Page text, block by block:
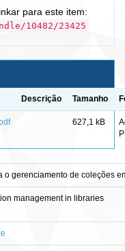
para este item:
10482/23425
Descrição Tamanho
627,1 kB
o gerenciamento de coleções
management in libraries